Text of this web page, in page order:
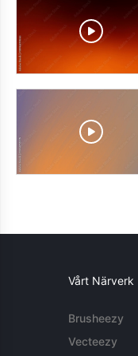
Vårt Närverk
Brusheezy
Vecteezy